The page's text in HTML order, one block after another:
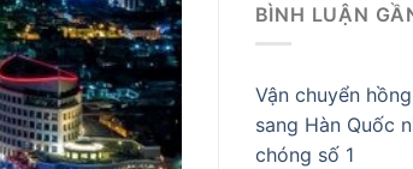
BÌNH LUẬN
Vận chuyển
sang Hàn Quốc
chóng số 1